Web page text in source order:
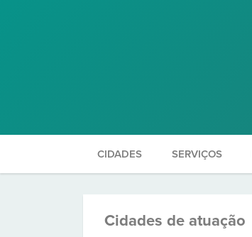
CIDADES SERVIÇOS
Cidades de atuação